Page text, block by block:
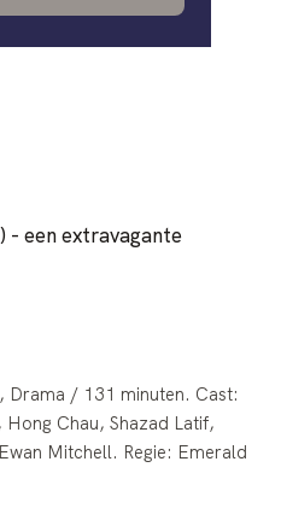
- een extravagante
/ 131 minuten. Cast:
Chau, Shazad Latif,
Mitchell. Regie: Emerald